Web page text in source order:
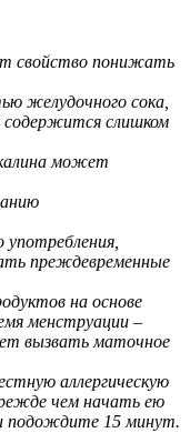
свойство понижать
желудочного сока,
содержится слишком
может
употребления,
преждевременные
на основе
менструации –
вызвать маточное
аллергическую
чем начать ею
подождите 15 минут.